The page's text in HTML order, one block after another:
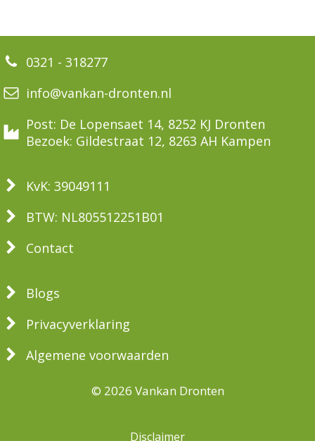
0321 - 318277
info@vankan-dronten.nl
Post: De Lopensaet 14, 8252 KJ Dronten
Bezoek: Gildestraat 12, 8263 AH Kampen
KvK: 39049111
BTW: NL805512251B01
Contact
Blogs
Privacyverklaring
Algemene voorwaarden
© 2026 Vankan Dronten
Disclaimer